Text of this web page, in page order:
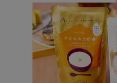
す
場
合、
上
下
の